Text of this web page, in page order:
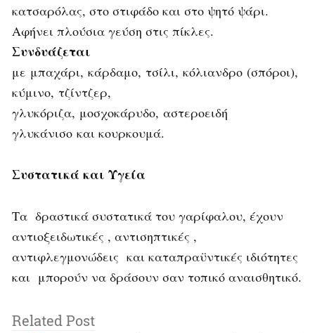
κατσαρόλας, στο στιφάδο και στο ψητό ψάρι.
Αφήνει πλούσια γεύση στις πίκλες.
Συνδυάζεται
με μπαχάρι, κάρδαμο, τσίλι, κόλιανδρο (σπόροι),
κύμινο, τζίντζερ,
γλυκόριζα, μοσχοκάρυδο, αστεροειδή
γλυκάνισο και κουρκουμά.
Συστατικά και Υγεία
Τα δραστικά συστατικά του γαρίφαλου, έχουν
αντιοξειδωτικές , αντισηπτικές ,
αντιφλεγμονώδεις και καταπραϋντικές ιδιότητες
και μπορούν να δράσουν σαν τοπικό αναισθητικό.
Related Post